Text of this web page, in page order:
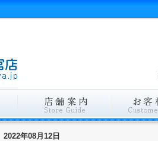
2022年08月12日